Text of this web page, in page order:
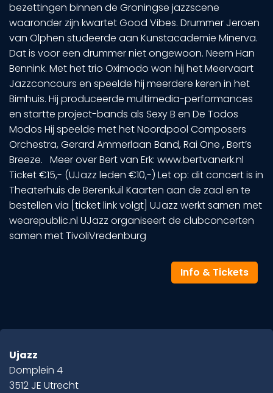
bezettingen binnen de Groningse jazzscene
waaronder zijn kwartet Good Vibes. Drummer Jeroen
van Olphen studeerde aan Kunstacademie Minerva.
Dat is voor een drummer niet ongewoon. Neem Han
Bennink. Met het trio Oximodo won hij het Meervaart
Jazzconcours en speelde hij meerdere keren in het
Bimhuis. Hij produceerde multimedia-performances
en startte project-bands als Sexy B en De Todos
Modos Hij speelde met het Noordpool Composers
Orchestra, Gerard Ammerlaan Band, Rai One , Bert’s
Breeze. Meer over Bert van Erk: www.bertvanerk.nl
Ticket €15,- (UJazz leden €10,-) Let op: dit concert is in
Theaterhuis de Berenkuil Kaarten aan de zaal en te
bestellen via [ticket link volgt] UJazz werkt samen met
wearepublic.nl UJazz organiseert de clubconcerten
samen met TivoliVredenburg
Info & Tickets
Ujazz
Domplein 4
3512 JE Utrecht